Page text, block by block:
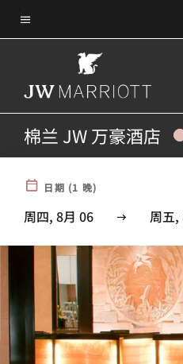
Skip
to菜单文本
棉兰 JW 万豪酒店
日期 (1 晚)
周四, 8月 06 周五,